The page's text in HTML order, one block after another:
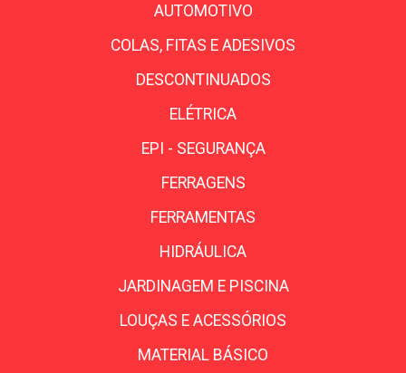
AUTOMOTIVO
COLAS, FITAS E ADESIVOS
DESCONTINUADOS
ELÉTRICA
EPI - SEGURANÇA
FERRAGENS
FERRAMENTAS
HIDRÁULICA
JARDINAGEM E PISCINA
LOUÇAS E ACESSÓRIOS
MATERIAL BÁSICO